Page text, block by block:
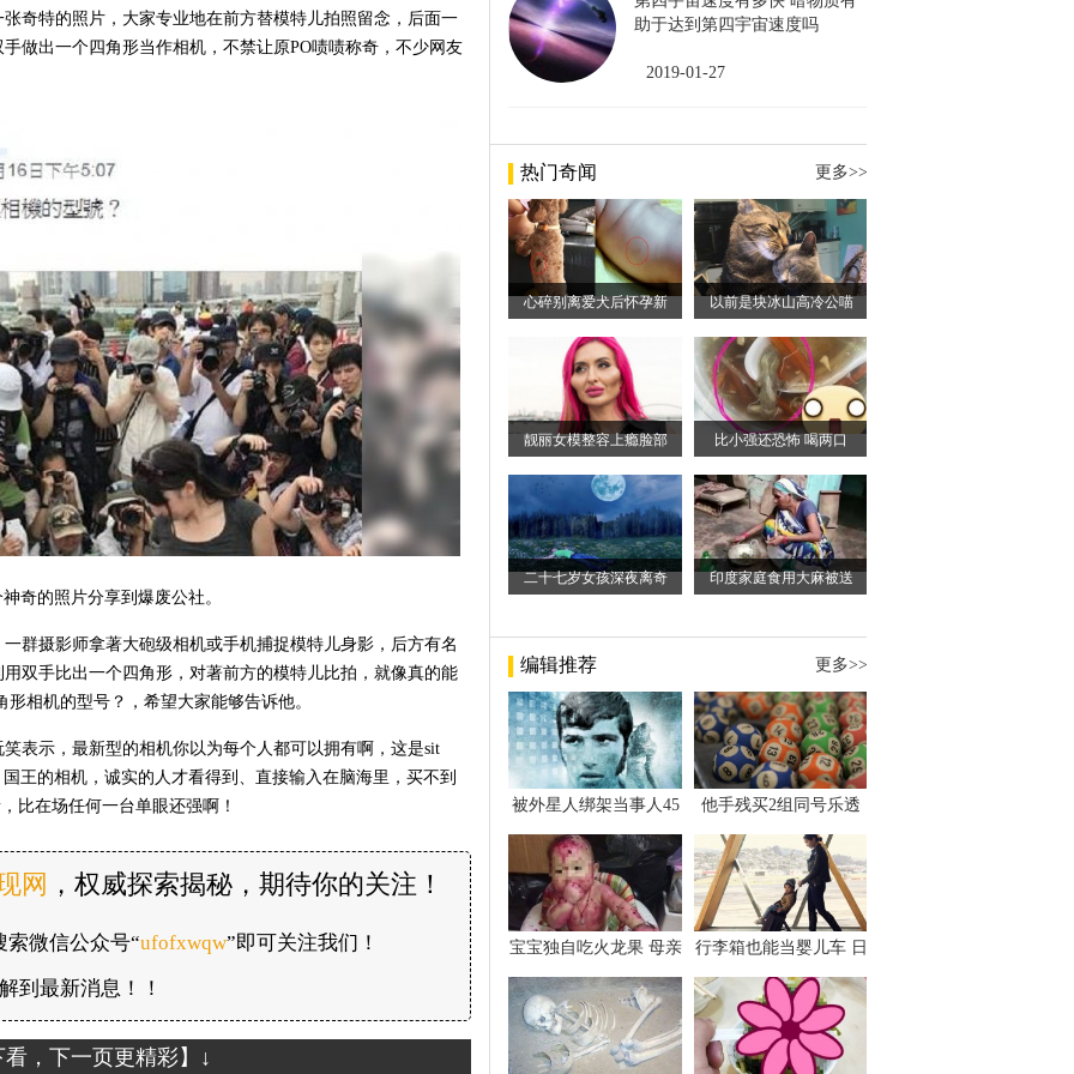
奇特的照片，大家专业地在前方替模特儿拍照留念，后面一
做出一个四角形当作相机，不禁让原PO啧啧称奇，不少网友
奇的照片分享到爆废公社。
群摄影师拿著大砲级相机或手机捕捉模特儿身影，后方有名
双手比出一个四角形，对著前方的模特儿比拍，就像真的能
相机的型号？，希望大家能够告诉他。
表示，最新型的相机你以为每个人都可以拥有啊，这是sit
王的相机，诚实的人才看得到、直接输入在脑海里，买不到
比在场任何一台单眼还强啊！
网 ，权威探索揭秘，期待你的关注！
索微信公众号“ufofxwqw”即可关注我们！
到最新消息！！
，下一页更精彩】↓
助于达到第四宇宙速度吗
2019-01-27
热门奇闻 更多>>
心碎别离爱犬后怀孕新 以前是块冰山高冷公喵
靓丽女模整容上瘾脸部 比小强还恐怖 喝两口
二十七岁女孩深夜离奇 印度家庭食用大麻被送
编辑推荐 更多>>
被外星人绑架当事人45
斯卡古拉事件
他手残买2组同号乐透
万
宝宝独自吃火龙果 母亲
行李箱也能当婴儿车 日